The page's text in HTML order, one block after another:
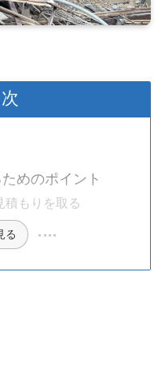
めのポイント
積もりを取る
る